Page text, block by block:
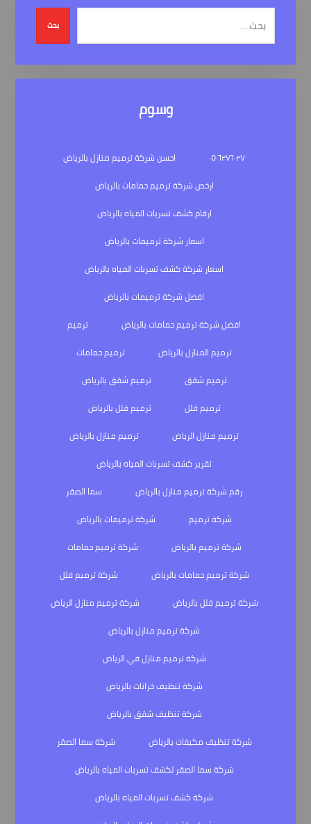
بحث
وسوم
٠٥٠٦٢٧٦٠٢٧
احسن شركة ترميم منازل بالرياض
ارخص شركة ترميم حمامات بالرياض
ارقام كشف تسربات المياه بالرياض
اسعار شركة ترميمات بالرياض
اسعار شركة كشف تسربات المياه بالرياض
افضل شركة ترميمات بالرياض
افضل شركة ترميم حمامات بالرياض
ترميم
ترميم المنازل بالرياض
ترميم حمامات
ترميم شقق
ترميم شقق بالرياض
ترميم فلل
ترميم فلل بالرياض
ترميم منازل الرياض
ترميم منازل بالرياض
تقرير كشف تسربات المياه بالرياض
رقم شركة ترميم منازل بالرياض
سما الصقر
شركة ترميم
شركة ترميمات بالرياض
شركة ترميم بالرياض
شركة ترميم حمامات
شركة ترميم حمامات بالرياض
شركة ترميم فلل
شركة ترميم فلل بالرياض
شركة ترميم منازل الرياض
شركة ترميم منازل بالرياض
شركة ترميم منازل في الرياض
شركة تنظيف خزانات بالرياض
شركة تنظيف شقق بالرياض
شركة تنظيف مكيفات بالرياض
شركة سما الصقر
شركة سما الصقر لكشف تسربات المياه بالرياض
شركة كشف تسربات المياه بالرياض